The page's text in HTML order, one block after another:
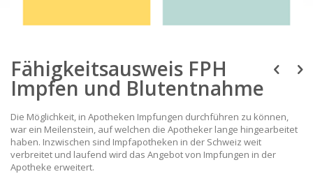
Fähigkeitsausweis FPH
Impfen und Blutentnahme
Die Möglichkeit, in Apotheken Impfungen durchführen zu können,
war ein Meilenstein, auf welchen die Apotheker lange hingearbeitet
haben. Inzwischen sind Impfapotheken in der Schweiz weit
verbreitet und laufend wird das Angebot von Impfungen in der
Apotheke erweitert.
the
beginning
of
images
gallery